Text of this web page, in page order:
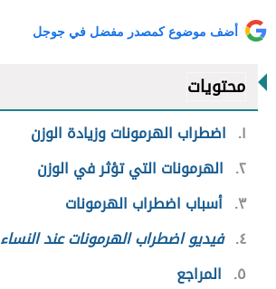
أضف موضوع كمصدر مفضل في جوجل
محتويات
١
اضطراب الهرمونات وزيادة الوزن
٢ الهرمونات التي تؤثر في الوزن
٣ أسباب اضطراب الهرمونات
٤ فيديو اضطراب الهرمونات عند النساء
٥
المراجع